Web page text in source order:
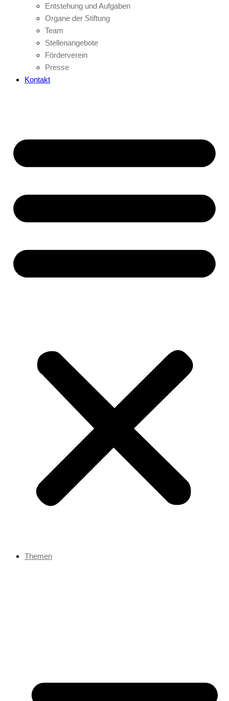
Entstehung und Aufgaben
Organe der Stiftung
Team
Stellenangebote
Förderverein
Presse
Kontakt
Themen